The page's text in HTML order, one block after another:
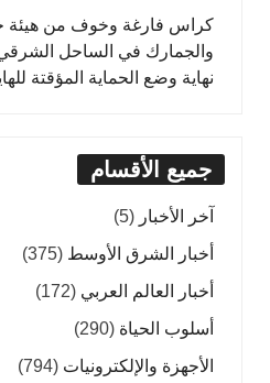
كراس فارغة وخوف من هيئة
والجمارك في الساحل الشرقي
نهاية وضع الحماية المؤقتة
جميع الأقسام
آخر الأخبار (5)
أخبار الشرق الأوسط (375)
أخبار العالم العربي (172)
أسلوب الحياة (290)
الأجهزة والإلكترونيات (794)